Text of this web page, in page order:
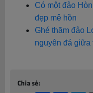
Có một đảo
đẹp mê hồn
Ghé thăm đảo
nguyên đá giữa
Chia sẻ: